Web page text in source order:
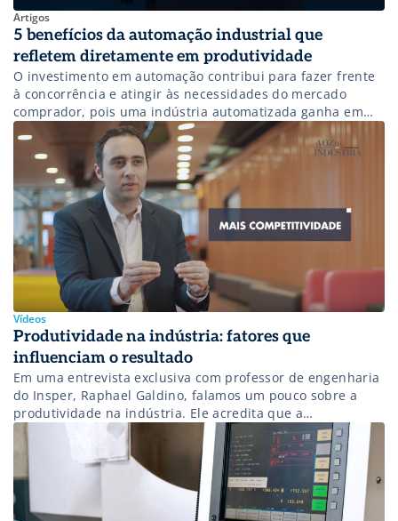
Artigos
5 benefícios da automação industrial que
refletem diretamente em produtividade
O investimento em automação contribui para fazer frente
à concorrência e atingir às necessidades do mercado
comprador, pois uma indústria automatizada ganha em
produtividade, tecnologia e valor agregado. Essa série de
benefícios alcança empresas de todos os portes e
segmentos. Como a automação industrial impacta a
produtividade? Um sistema de automação verifica seu
próprio funcionamento, […]
Vídeos
Produtividade na indústria: fatores que
influenciam o resultado
Em uma entrevista exclusiva com professor de engenharia
do Insper, Raphael Galdino, falamos um pouco sobre a
produtividade na indústria. Ele acredita que a
produtividade em suas diversas formas de ser definida
está intimamente ligada com a competitividade: ela é a
razão entre a quantidade de recursos que você utiliza
para fazer alguma coisa e […]